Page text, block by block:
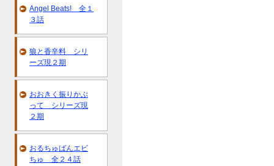
Angel Beats! 全１
３話
狼と香辛料 シリ
ーズ現２期
おおきく振りかぶ
って シリーズ現
２期
おるちゅばんエビ
ちゅ 全２４話